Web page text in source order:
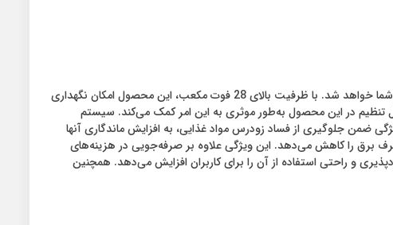
این محصول مجهز به سیستم کنترل مصرف انرژی پیشرفته است و به‌طور چشمگیری مصرف برق را کاهش می‌دهد و باعث کاهش هزینه‌های شما خواهد شد. با ظرفیت بالای 28 فوت مکعب، این محصول امکان نگهداری
تنظیم در این محصول به‌طور موثری به این امر کمک می‌کند. سیستم
ضمن جلوگیری از فساد زودرس مواد غذایی، به افزایش ماندگاری آنها
چشمگیری مصرف برق را کاهش می‌دهد. این ویژگی علاوه بر صرفه‌جویی در هزینه‌های
و راحتی استفاده از آن را برای کاربران افزایش می‌دهد. همچنین